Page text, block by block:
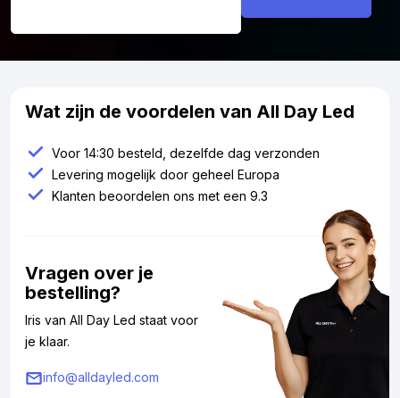
Wat zijn de voordelen van All Day Led
Voor 14:30 besteld, dezelfde dag verzonden
Levering mogelijk door geheel Europa
Klanten beoordelen ons met een 9.3
Vragen over je
bestelling?
Iris van All Day Led staat voor
je klaar.
info@alldayled.com